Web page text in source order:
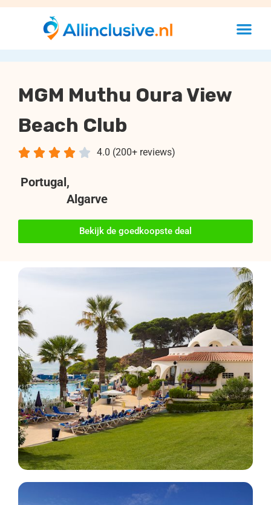
MGM Muthu Oura View
Beach Club
4.0 (200+ reviews)
    
Portugal,
Algarve
Bekijk de goedkoopste deal